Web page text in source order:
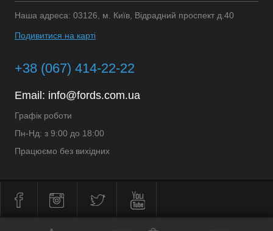
Наша адреса: 03126, м. Київ, Відрадний проспект д.40
Подивитися на карті
+38 (067) 414-22-22
Email: info@fords.com.ua
Графік роботи
Пн-Нд: з 9:00 до 18:00
Працюємо без вихідних